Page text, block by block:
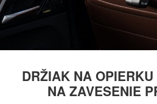
DRŽIAK NA
NA ZAVESENIE